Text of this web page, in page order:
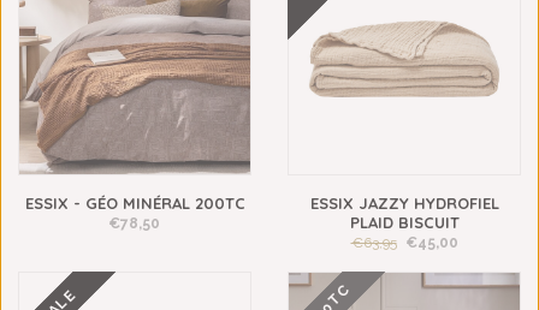
ESSIX - GÉO MINÉRAL 200TC
€78,50
ESSIX JAZZY HYDROFIEL
PLAID BISCUIT
€63,95 €45,00